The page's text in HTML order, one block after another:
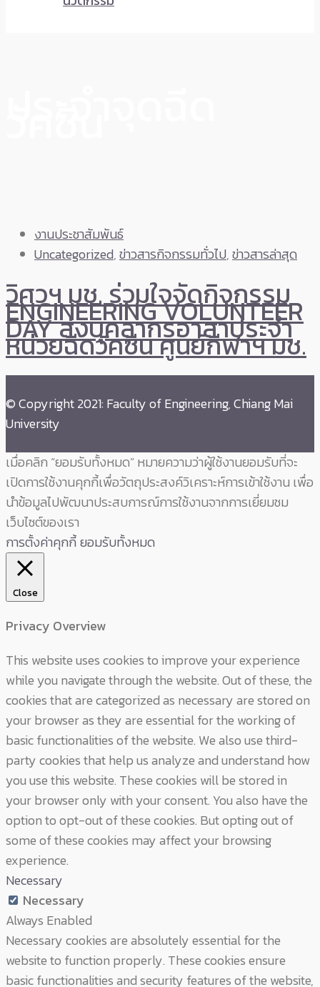
งานประชาสัมพันธ์
Uncategorized,ข่าวสารกิจกรรมทั่วไป,ข่าวสารล่าสุด
วิศวฯ มช. ร่วมใจจัดกิจกรรม
ENGINEERING VOLUNTEER
DAY ส่งบุคลากรอาสาประจำ
หน่วยฉีดวัคซีน ศูนย์กีฬาฯ มช.
© Copyright 2021: Faculty of Engineering, Chiang Mai
University
เมื่อคลิก “ยอมรับทั้งหมด” หมายความว่าผู้ใช้งานยอมรับที่จะ
เปิดการใช้งานคุกกี้เพื่อวัตถุประสงค์วิเคราะห์การเข้าใช้งาน เพื่อ
นำข้อมูลไปพัฒนาประสบการณ์การใช้งานจากการเยี่ยมชม
เว็บไซต์ของเรา
การตั้งค่าคุกกี้ยอมรับทั้งหมด
Close
Privacy Overview
This website uses cookies to improve your experience
while you navigate through the website. Out of these, the
cookies that are categorized as necessary are stored on
your browser as they are essential for the working of
basic functionalities of the website. We also use third-
party cookies that help us analyze and understand how
you use this website. These cookies will be stored in
your browser only with your consent. You also have the
option to opt-out of these cookies. But opting out of
some of these cookies may affect your browsing
experience.
Necessary
Necessary
Always Enabled
Necessary cookies are absolutely essential for the
website to function properly. These cookies ensure
basic functionalities and security features of the website,